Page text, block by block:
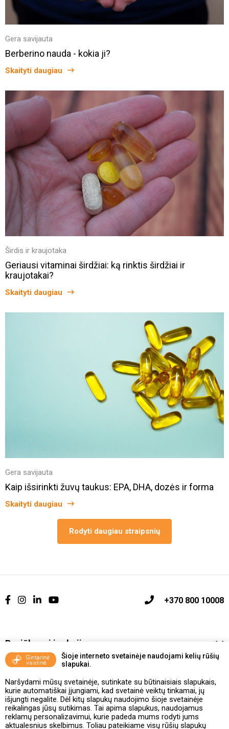
Šioje interneto svetainėje naudojami kelių rūšių
slapukai.
Naršydami mūsų svetainėje, sutinkate su būtinaisiais slapukais,
kurie automatiškai įjungiami, kad svetainė veiktų tinkamai, jų
išjungti negalite. Dėl kitų slapukų naudojimo šioje svetainėje
reikalingas jūsų sutikimas. Tai apima slapukus, naudojamus
reklamų personalizavimui, kurie padeda mums rodyti jums
aktualesnius skelbimus. Toliau pateikiame visų rūšių slapukų
Gera savijauta
Berberino nauda - kokia ji?
Skaityti daugiau
Širdis ir kraujotaka
Geriausi vitaminai širdžiai: ką rinktis širdžiai ir
kraujotakai?
Skaityti daugiau
Gera savijauta
Kaip išsirinkti žuvų taukus: EPA, DHA, dozės ir forma
Skaityti daugiau
Rodyti daugiau straipsnių
+370 800 10008
Pasiūlymai ir akcijos
Vakcinavimo tvarka ir taisyklės
Kontaktai ir Karjera
Taisyklės ir politika